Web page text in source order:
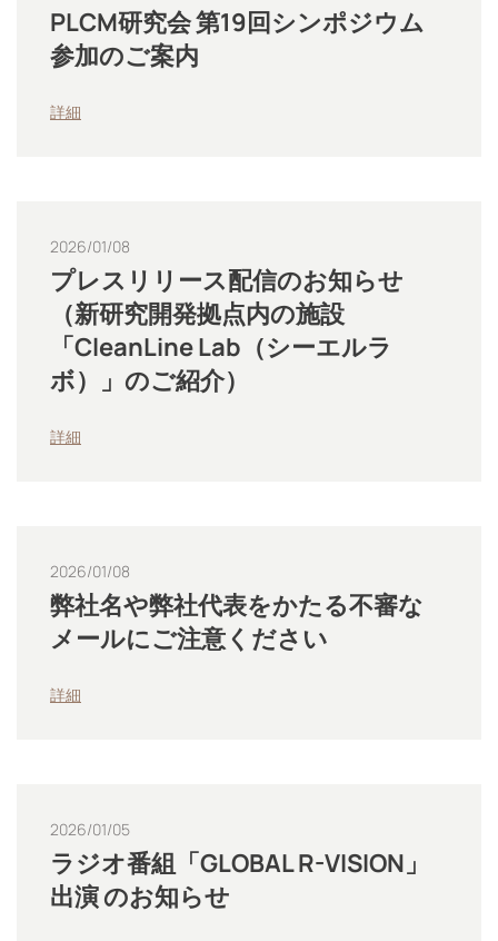
PLCM研究会 第19回シンポジウム
参加のご案内
詳細
2026/01/08
プレスリリース配信のお知らせ
（新研究開発拠点内の施設
「CleanLine Lab（シーエルラ
ボ）」のご紹介）
詳細
2026/01/08
弊社名や弊社代表をかたる不審な
メールにご注意ください
詳細
2026/01/05
ラジオ番組「GLOBAL R-VISION」
出演 のお知らせ